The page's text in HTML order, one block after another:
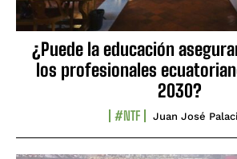
¿Puede la educación
los profesionales
2030?
#NTF Juan José